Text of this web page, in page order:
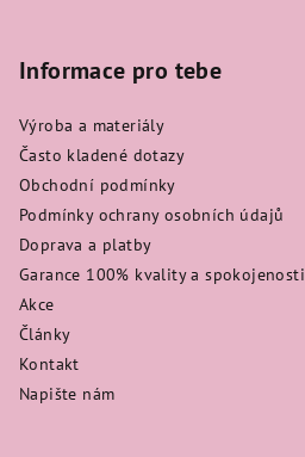
Informace pro tebe
Výroba a materiály
Často kladené dotazy
Obchodní podmínky
Podmínky ochrany osobních údajů
Doprava a platby
Garance 100% kvality a spokojenosti
Akce
Články
Kontakt
Napište nám